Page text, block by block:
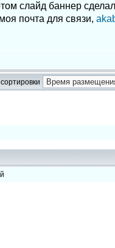
слайд баннер
почта для связи,